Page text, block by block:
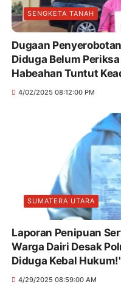
SENGKETA TANAH
Dugaan Penyerobotan
Diduga Belum Periksa
Habeahan Tuntut
4/02/2025 08:12:00 PM
SUMATERA UTARA
Laporan Penipuan
Warga Dairi Desak
Diduga Kebal
4/29/2025 08:59:00 AM